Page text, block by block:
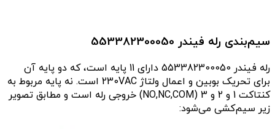
سیم‌بندی رله فیندر 553382300050
رله فیندر 553382300050 دارای 11 پایه است، که دو پایه آن
برای تحریک بوبین و اعمال ولتاژ 230VAC است. نه پایه مربوط به
کنتاکت 1 و 2 و 3 (NO,NC,COM) خروجی رله است و مطابق تصویر
زیر سیم‌کشی می‌شود: